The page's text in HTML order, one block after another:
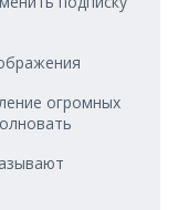
огромных